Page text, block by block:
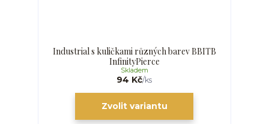
Industrial s kuličkami různých barev BBITB
InfinityPierce
94 Kč/ks
Skladem
Zvolit variantu